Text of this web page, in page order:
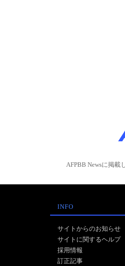
AFPBB Newsに掲載
INFO
サイトからのお知らせ
サイトに関するヘルプ
採用情報
訂正記事